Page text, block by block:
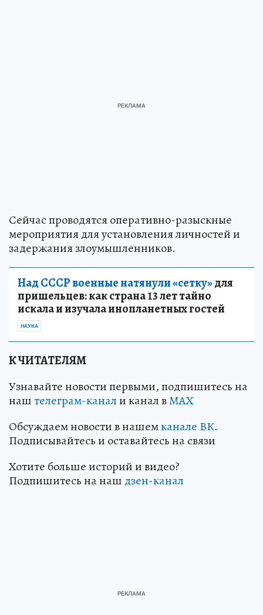
Сейчас проводятся оперативно-разыскные
мероприятия для установления личностей и
задержания злоумышленников.
Над СССР военные натянули «сетку»для
пришельцев: как страна 13 лет тайно
искала и изучала инопланетных гостей
НАУКА
К ЧИТАТЕЛЯМ
Узнавайте новости первыми, подпишитесь на
наштелеграм-канали канал вМАХ
Обсуждаем новости в нашемканале ВК.
Подписывайтесь и оставайтесь на связи
Хотите больше историй и видео?
Подпишитесь на наш дзен-канал